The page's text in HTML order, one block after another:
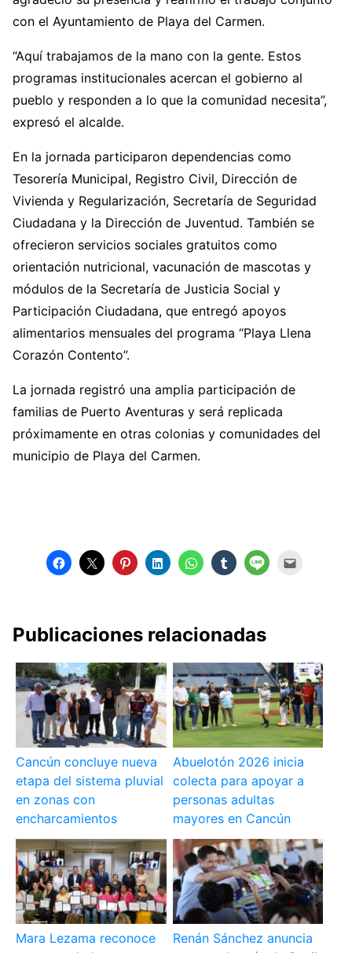
con el Ayuntamiento de Playa del Carmen.
“Aquí trabajamos de la mano con la gente. Estos
programas institucionales acercan el gobierno al
pueblo y responden a lo que la comunidad necesita”,
expresó el alcalde.
En la jornada participaron dependencias como
Tesorería Municipal, Registro Civil, Dirección de
Vivienda y Regularización, Secretaría de Seguridad
Ciudadana y la Dirección de Juventud. También se
ofrecieron servicios sociales gratuitos como
orientación nutricional, vacunación de mascotas y
módulos de la Secretaría de Justicia Social y
Participación Ciudadana, que entregó apoyos
alimentarios mensuales del programa “Playa Llena
Corazón Contento”.
La jornada registró una amplia participación de
familias de Puerto Aventuras y será replicada
próximamente en otras colonias y comunidades del
municipio de Playa del Carmen.
Publicaciones relacionadas
Cancún concluye nueva
etapa del sistema pluvial
en zonas con
encharcamientos
Abuelotón 2026 inicia
colecta para apoyar a
personas adultas
mayores en Cancún
Mara Lezama reconoce
Renán Sánchez anuncia